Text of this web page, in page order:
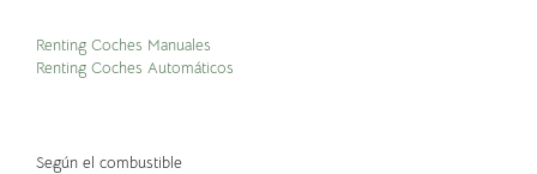
Renting Coches Manuales
Renting Coches Automáticos
Según el combustible